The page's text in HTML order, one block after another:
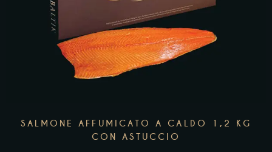
SALMONE AFFUMICATO A CALDO 1,2 KG
CON ASTUCCIO